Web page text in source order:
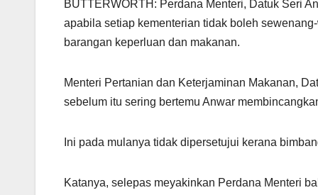
at
s
p
p
e
gr
m
c
e
o
o
ail ar
e
BUTTERWORTH: Perdana Menteri, Datuk Seri
apabila setiap kementerian tidak boleh
barangan keperluan dan makanan.
Menteri Pertanian dan Keterjaminan Makanan,
sebelum itu sering bertemu Anwar
Ini pada mulanya tidak dipersetujui kerana
Katanya, selepas meyakinkan Perdana Menteri